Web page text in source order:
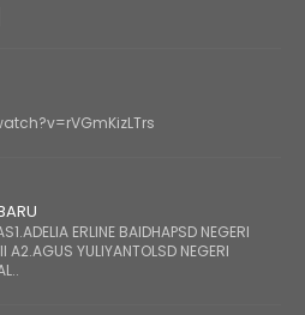
ERLINE BAIDHAPSD NEGERI
A2.AGUS YULIYANTOLSD NEGERI